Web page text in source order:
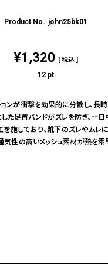
john25bk01
¥1,320 税込
12 pt
ンが衝撃を効果的に分散し、長
した足首バンドがズレを防ぎ、一
施しており、靴下のズレやムレ
気性の高いメッシュ素材が熱を素